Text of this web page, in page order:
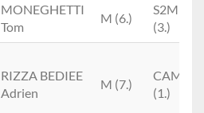
MONEGHETTI
Tom
M (6.)
S2M
(3.)
RIZZA BEDIEE
Adrien
M (7.)
CAM
(1.)